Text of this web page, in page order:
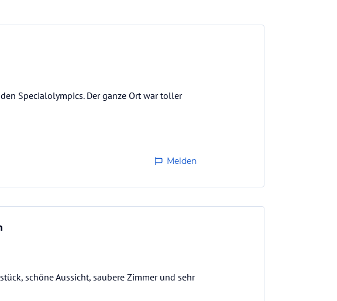
Specialolympics. Der ganze Ort war toller
Melden
schöne Aussicht, saubere Zimmer und sehr